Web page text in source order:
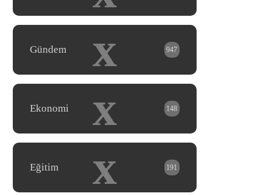
x
Gündem 947
x
Ekonomi 148
x
Eğitim 191